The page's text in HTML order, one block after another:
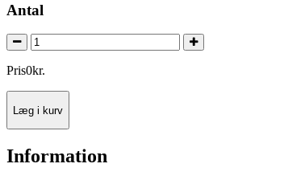
Antal
Pris0kr.
Læg i kurv
Information